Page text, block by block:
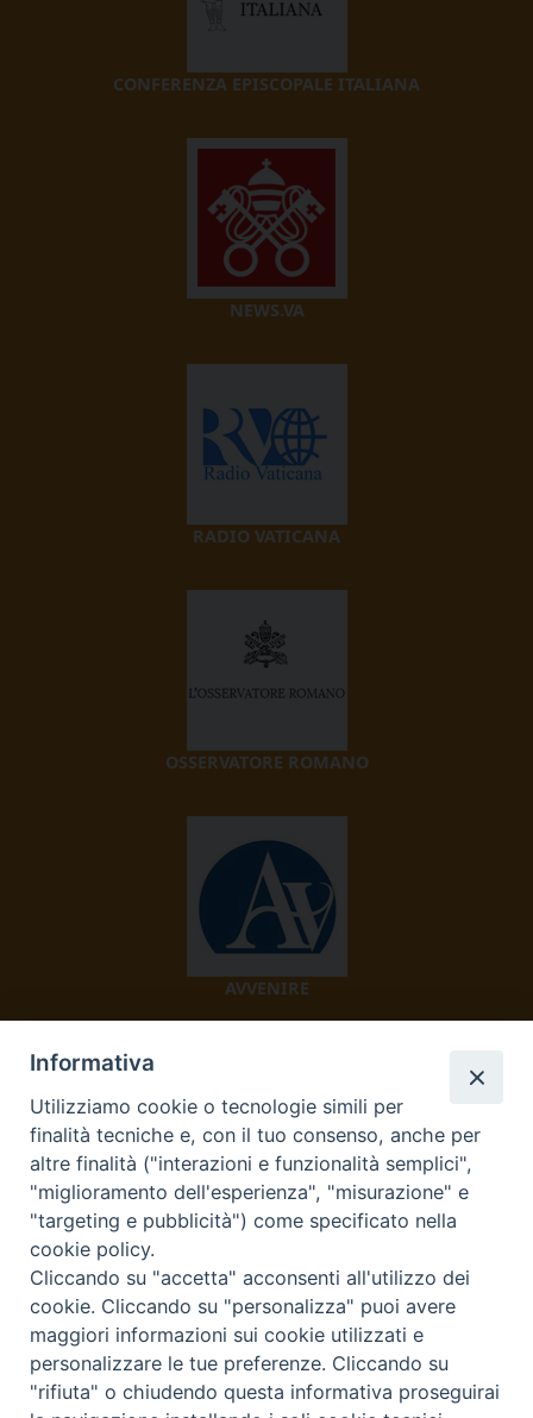
CONFERENZA EPISCOPALE ITALIANA
NEWS.VA
RADIO VATICANA
OSSERVATORE ROMANO
AVVENIRE
TV 2000
Diocesi di Ivrea
Curia Vescovile Piazza Castello, 3 10015 Ivrea (To) Tel.
Informativa
Utilizziamo cookie o tecnologie simili per
finalità tecniche e, con il tuo consenso, anche per
altre finalità ("interazioni e funzionalità semplici",
"miglioramento dell'esperienza", "misurazione" e
"targeting e pubblicità") come specificato nella
cookie policy.
Cliccando su "accetta" acconsenti all'utilizzo dei
cookie. Cliccando su "personalizza" puoi avere
maggiori informazioni sui cookie utilizzati e
personalizzare le tue preferenze. Cliccando su
"rifiuta" o chiudendo questa informativa proseguirai